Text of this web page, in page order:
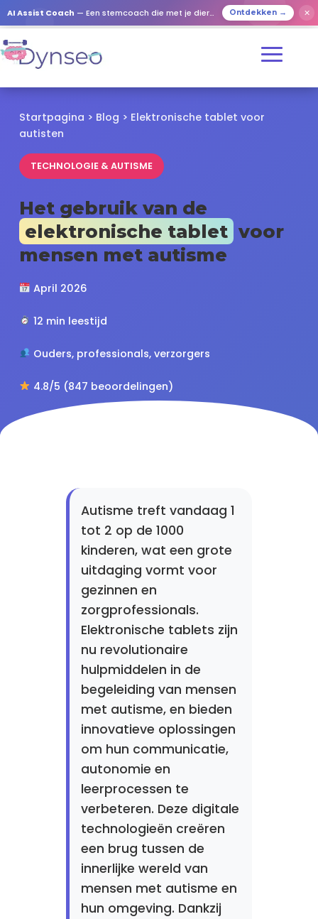
AI Assist Coach — Een stemcoach die met je dierbaren speelt Ontdekken → ✕
Startpagina > Blog > Elektronische tablet voor
autisten
TECHNOLOGIE & AUTISME
Het gebruik van de
elektronische tablet voor
mensen met autisme
April 2026
12 min leestijd
Ouders, professionals, verzorgers
4.8/5 (847 beoordelingen)
Autisme treft vandaag 1
tot 2 op de 1000
kinderen, wat een grote
uitdaging vormt voor
gezinnen en
zorgprofessionals.
Elektronische tablets zijn
nu revolutionaire
hulpmiddelen in de
begeleiding van mensen
met autisme, en bieden
innovatieve oplossingen
om hun communicatie,
autonomie en
leerprocessen te
verbeteren. Deze digitale
technologieën creëren
een brug tussen de
innerlijke wereld van
mensen met autisme en
hun omgeving. Dankzij